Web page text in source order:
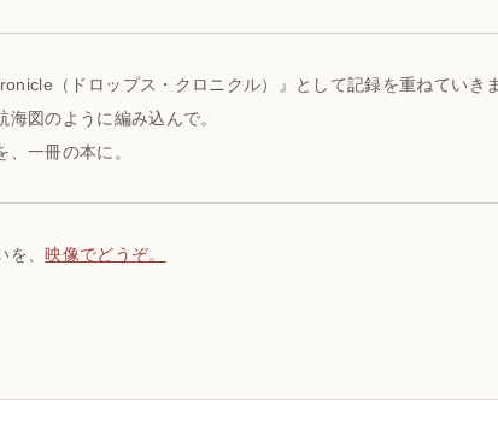
（ドロップス・クロニクル）』として記録を重ねていき
図のように編み込んで。
一冊の本に。
を、映像でどうぞ。